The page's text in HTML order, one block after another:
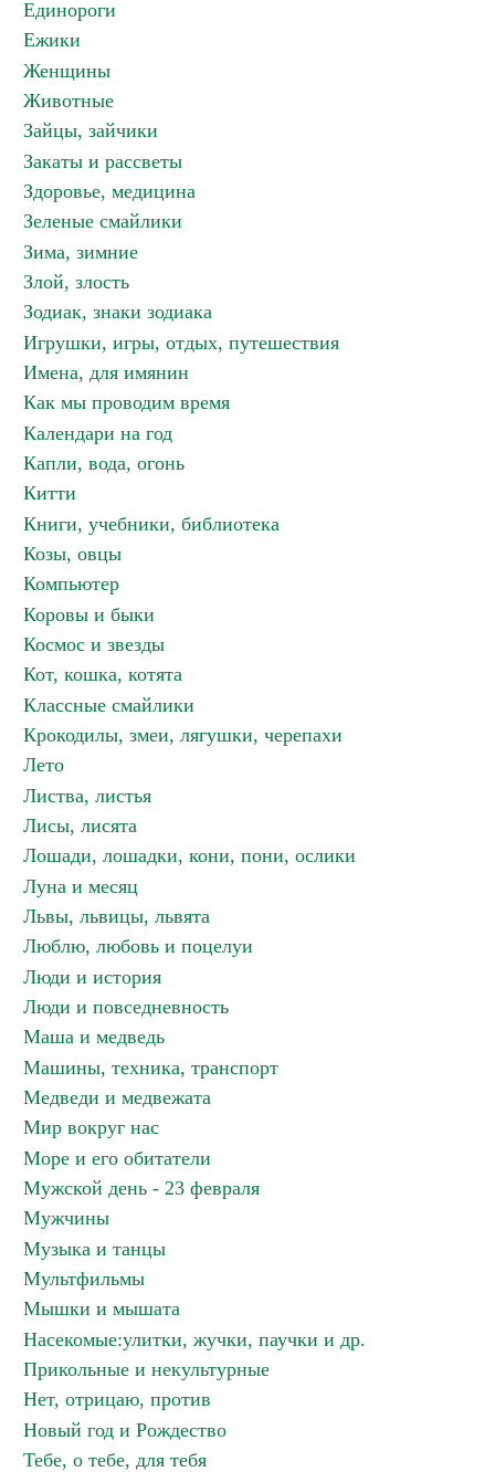
Единороги
Ежики
Женщины
Животные
Зайцы, зайчики
Закаты и рассветы
Здоровье, медицина
Зеленые смайлики
Зима, зимние
Злой, злость
Зодиак, знаки зодиака
Игрушки, игры, отдых, путешествия
Имена, для имянин
Как мы проводим время
Календари на год
Капли, вода, огонь
Китти
Книги, учебники, библиотека
Козы, овцы
Компьютер
Коровы и быки
Космос и звезды
Кот, кошка, котята
Классные смайлики
Крокодилы, змеи, лягушки, черепахи
Лето
Листва, листья
Лисы, лисята
Лошади, лошадки, кони, пони, ослики
Луна и месяц
Львы, львицы, львята
Люблю, любовь и поцелуи
Люди и история
Люди и повседневность
Маша и медведь
Машины, техника, транспорт
Медведи и медвежата
Мир вокруг нас
Море и его обитатели
Мужской день - 23 февраля
Мужчины
Музыка и танцы
Мультфильмы
Мышки и мышата
Насекомые:улитки, жучки, паучки и др.
Прикольные и некультурные
Нет, отрицаю, против
Новый год и Рождество
Тебе, о тебе, для тебя